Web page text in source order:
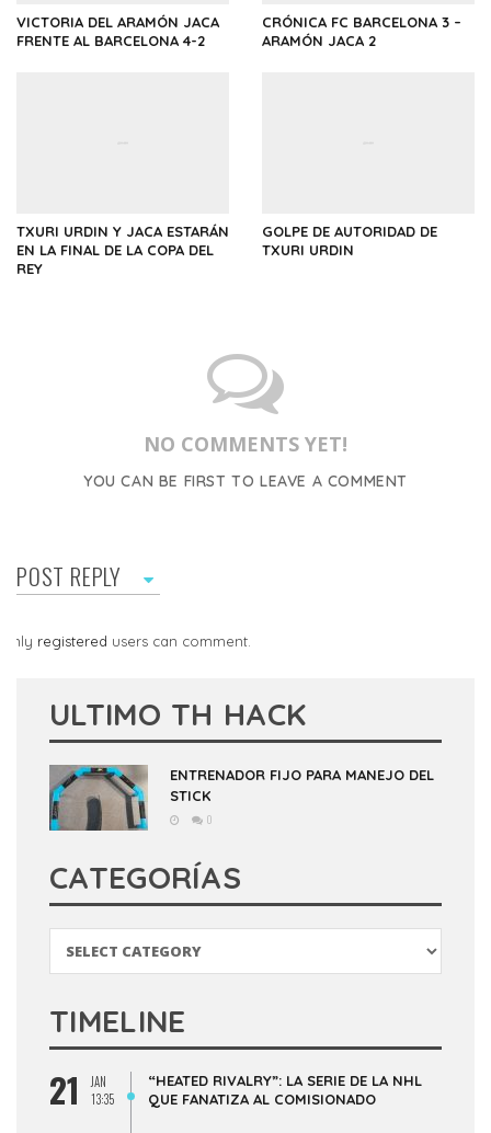
VICTORIA DEL ARAMÓN JACA
FRENTE AL BARCELONA 4-2
CRÓNICA FC BARCELONA 3 –
ARAMÓN JACA 2
TXURI URDIN Y JACA ESTARÁN
EN LA FINAL DE LA COPA DEL
REY
GOLPE DE AUTORIDAD DE
TXURI URDIN
NO COMMENTS YET!
YOU CAN BE FIRST TO LEAVE A COMMENT
POST REPLY
Only registered users can comment.
ULTIMO TH HACK
ENTRENADOR FIJO PARA MANEJO DEL
STICK
0
CATEGORÍAS
TIMELINE
21
JAN
13:35
“HEATED RIVALRY”: LA SERIE DE LA NHL
QUE FANATIZA AL COMISIONADO